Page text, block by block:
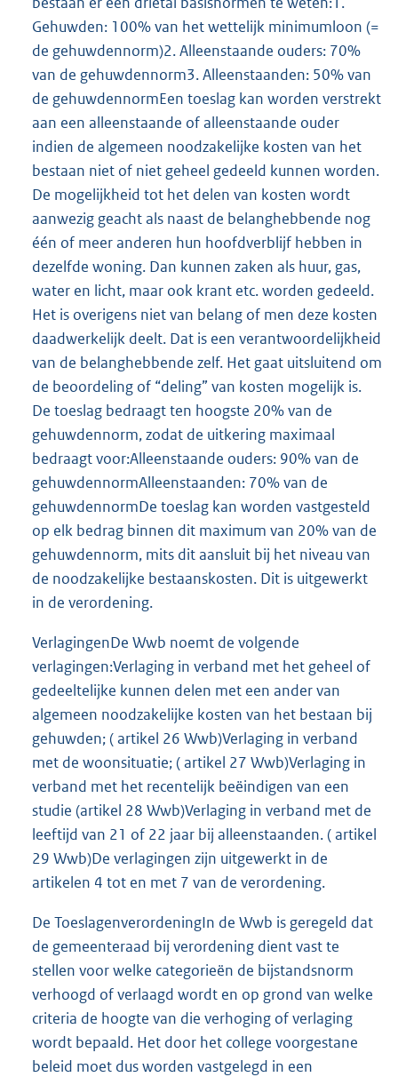
Gehuwden: 100% van het wettelijk minimumloon (=
de gehuwdennorm)2. Alleenstaande ouders: 70%
van de gehuwdennorm3. Alleenstaanden: 50% van
de gehuwdennormEen toeslag kan worden verstrekt
aan een alleenstaande of alleenstaande ouder
indien de algemeen noodzakelijke kosten van het
bestaan niet of niet geheel gedeeld kunnen worden.
De mogelijkheid tot het delen van kosten wordt
aanwezig geacht als naast de belanghebbende nog
één of meer anderen hun hoofdverblijf hebben in
dezelfde woning. Dan kunnen zaken als huur, gas,
water en licht, maar ook krant etc. worden gedeeld.
Het is overigens niet van belang of men deze kosten
daadwerkelijk deelt. Dat is een verantwoordelijkheid
van de belanghebbende zelf. Het gaat uitsluitend om
de beoordeling of “deling” van kosten mogelijk is.
De toeslag bedraagt ten hoogste 20% van de
gehuwdennorm, zodat de uitkering maximaal
bedraagt voor:Alleenstaande ouders: 90% van de
gehuwdennormAlleenstaanden: 70% van de
gehuwdennormDe toeslag kan worden vastgesteld
op elk bedrag binnen dit maximum van 20% van de
gehuwdennorm, mits dit aansluit bij het niveau van
de noodzakelijke bestaanskosten. Dit is uitgewerkt
in de verordening.
VerlagingenDe Wwb noemt de volgende
verlagingen:Verlaging in verband met het geheel of
gedeeltelijke kunnen delen met een ander van
algemeen noodzakelijke kosten van het bestaan bij
gehuwden; ( artikel 26 Wwb)Verlaging in verband
met de woonsituatie; ( artikel 27 Wwb)Verlaging in
verband met het recentelijk beëindigen van een
studie (artikel 28 Wwb)Verlaging in verband met de
leeftijd van 21 of 22 jaar bij alleenstaanden. ( artikel
29 Wwb)De verlagingen zijn uitgewerkt in de
artikelen 4 tot en met 7 van de verordening.
De ToeslagenverordeningIn de Wwb is geregeld dat
de gemeenteraad bij verordening dient vast te
stellen voor welke categorieën de bijstandsnorm
verhoogd of verlaagd wordt en op grond van welke
criteria de hoogte van die verhoging of verlaging
wordt bepaald. Het door het college voorgestane
beleid moet dus worden vastgelegd in een